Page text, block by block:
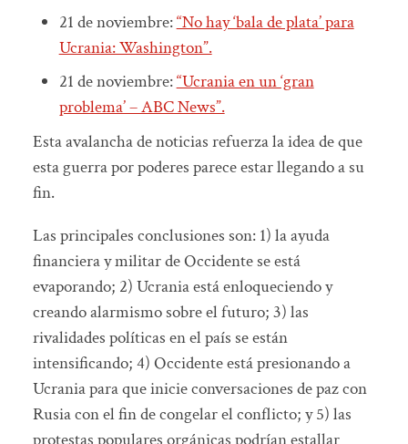
21 de noviembre:“No hay ‘bala de plata’ para
Ucrania: Washington”.
21 de noviembre:“Ucrania en un ‘gran
problema’ – ABC News”.
Esta avalancha de noticias refuerza la idea de que
esta guerra por poderes parece estar llegando a su
fin.
Las principales conclusiones son: 1) la ayuda
financiera y militar de Occidente se está
evaporando; 2) Ucrania está enloqueciendo y
creando alarmismo sobre el futuro; 3) las
rivalidades políticas en el país se están
intensificando; 4) Occidente está presionando a
Ucrania para que inicie conversaciones de paz con
Rusia con el fin de congelar el conflicto; y 5) las